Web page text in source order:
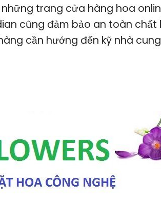
trang cửa hàng hoa
cũng đảm bảo an toàn chất
cần hướng đến kỹ nhà